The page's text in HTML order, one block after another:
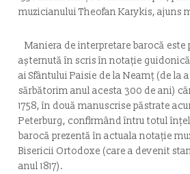
muzicianului Theofan Karykis, ajuns
Maniera de interpretare barocă este
aşternută în scris în notaţie
ai Sfântului Paisie de la Neamţ (de la
sărbătorim anul acesta 300 de ani)
1758, în două manuscrise păstrate
Peterburg, confirmând întru totul
barocă prezentă în actuala notaţie
Bisericii Ortodoxe (care a devenit
anul 1817).